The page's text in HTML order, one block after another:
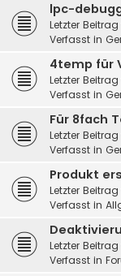
lpc-
Letzter
Verfasst in
4temp für
Letzter
Verfasst in
Für 8fach
Letzter
Verfasst in
Produkt
Letzter
Verfasst in
Letzter
Verfasst in